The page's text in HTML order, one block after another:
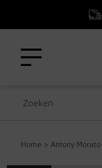
Home > Antony Morato